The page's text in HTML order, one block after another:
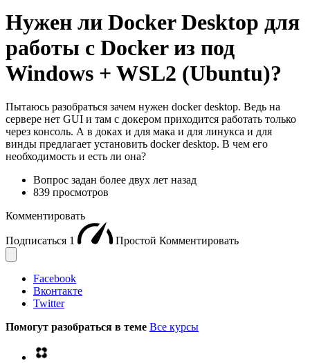
Нужен ли Docker Desktop для
работы с Docker из под
Windows + WSL2 (Ubuntu)?
Пытаюсь разобраться зачем нужен docker desktop. Ведь на
сервере нет GUI и там с докером приходится работать только
через консоль. А в доках и для мака и для линукса и для
винды предлагает установить docker desktop. В чем его
необходимость и есть ли она?
Вопрос задан более двух лет назад
839 просмотров
Комментировать
Подписаться 1 Простой Комментировать
Facebook
Вконтакте
Twitter
Помогут разобраться в теме Все курсы